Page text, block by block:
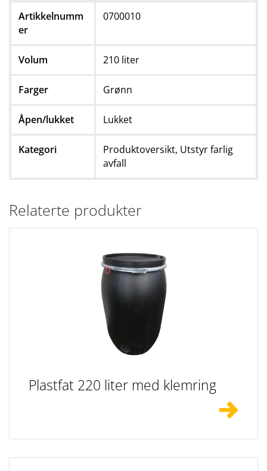
Artikkelnumm
er
0700010
Volum 210 liter
Farger Grønn
Åpen/lukket Lukket
Kategori Produktoversikt, Utstyr farlig
avfall
Relaterte produkter
Plastfat 220 liter med klemring